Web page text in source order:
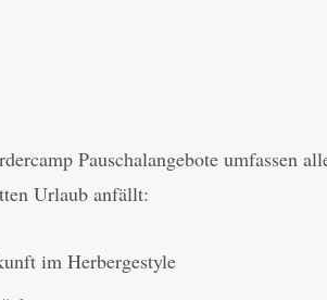
Pauschalangebote umfassen
Urlaub anfällt:
im Herbergestyle